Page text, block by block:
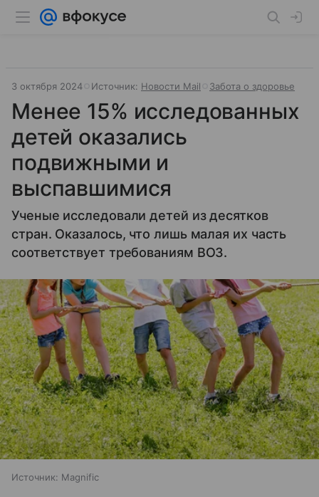
3 октября 2024 Источник: Новости Mail Забота о здоровье
Менее 15% исследованных
детей оказались
подвижными и
выспавшимися
Ученые исследовали детей из десятков
стран. Оказалось, что лишь малая их часть
соответствует требованиям ВОЗ.
Источник: Magnific